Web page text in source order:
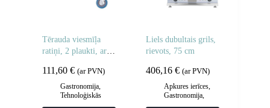
Tērauda viesmīļa
ratiņi, 2 plaukti, ar
111,60 € (ar PVN)
Gastronomija
Tehnoloģiskās
Liels dubultais grils,
rievots, 75 cm
406,16€ (ar PVN)
Apkures ierīces
Gastronomija